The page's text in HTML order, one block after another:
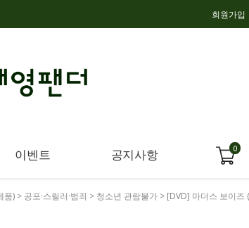
회원가입
이벤트 공지사항 0
품) > 공포·스릴러·범죄 > 청소년 관람불가 > [DVD] 마더스 보이